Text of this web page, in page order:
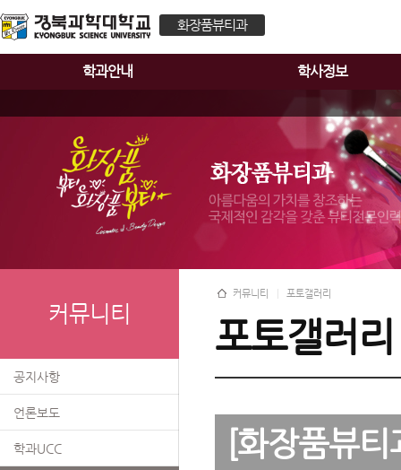
화장품뷰티과
학과안내 학사정보
커뮤니티
공지사항
언론보도
학과UCC
커뮤니티 포토갤러리
포토갤러리
[화장품뷰